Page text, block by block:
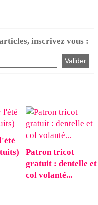
inscrivez vous :
Patron tricot
gratuit : dentelle et
col volanté...